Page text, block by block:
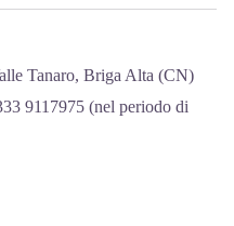
Tanaro, Briga Alta (CN)
9117975 (nel periodo di